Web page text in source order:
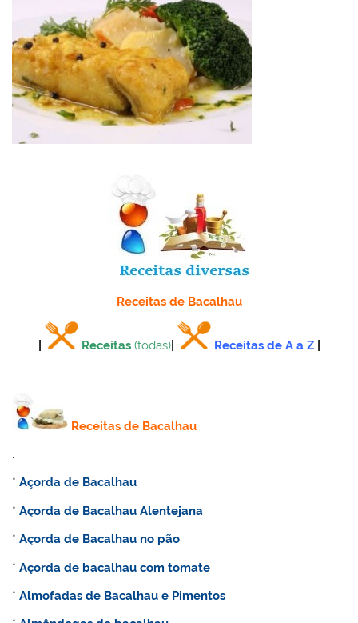
Receitas de Bacalhau
Receitas (todas)| Receitas de A a Z|
Receitas de Bacalhau
.
*Açorda de Bacalhau
*Açorda de Bacalhau Alentejana
*Açorda de Bacalhau no pão
*Açorda de bacalhau com tomate
*Almofadas de Bacalhau e Pimentos